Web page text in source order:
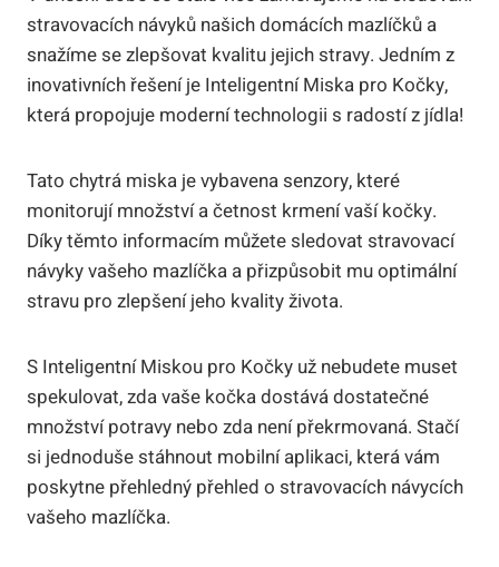
stravovacích návyků našich domácích mazlíčků a
snažíme se zlepšovat kvalitu jejich stravy. Jedním z
inovativních řešení je Inteligentní Miska pro Kočky,
která propojuje moderní technologii s radostí z jídla!
Tato chytrá miska je vybavena senzory, které
monitorují množství a četnost krmení vaší kočky.
Díky těmto informacím můžete sledovat stravovací
návyky vašeho mazlíčka a přizpůsobit mu optimální
stravu pro zlepšení jeho kvality života.
S Inteligentní Miskou pro Kočky už nebudete muset
spekulovat, zda vaše kočka dostává dostatečné
množství potravy nebo zda není překrmovaná. Stačí
si jednoduše stáhnout mobilní aplikaci, která vám
poskytne přehledný přehled o stravovacích návycích
vašeho mazlíčka.